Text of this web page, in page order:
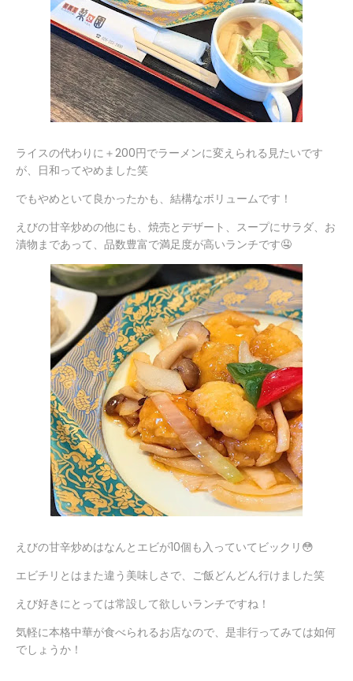
ライスの代わりに＋200円でラーメンに変えられる見たいです
が、日和ってやめました笑
でもやめといて良かったかも、結構なボリュームです！
えびの甘辛炒めの他にも、焼売とデザート、スープにサラダ、お
漬物まであって、品数豊富で満足度が高いランチです🤤
えびの甘辛炒めはなんとエビが10個も入っていてビックリ😳
エビチリとはまた違う美味しさで、ご飯どんどん行けました笑
えび好きにとっては常設して欲しいランチですね！
気軽に本格中華が食べられるお店なので、是非行ってみては如何
でしょうか！